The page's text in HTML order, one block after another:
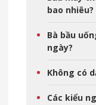
bao nhiêu?
Bà bầu
ngày?
Không có
Các kiểu